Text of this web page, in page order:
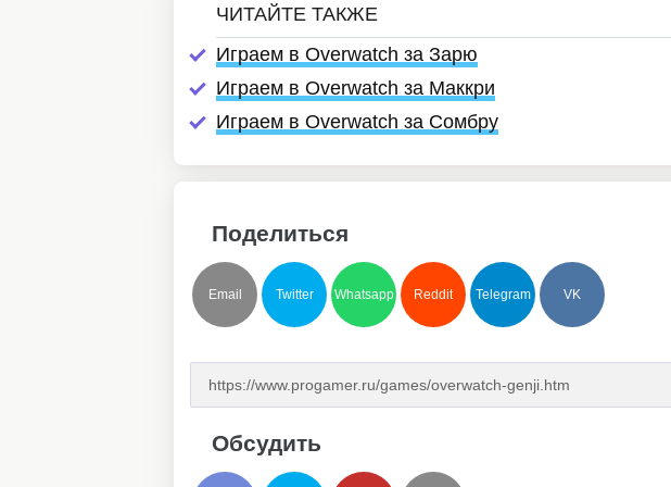
Играем в Overwatch за Зарю
Играем в Overwatch за Маккри
Играем в Overwatch за Сомбру
Поделиться
Email Twitter Whatsapp Reddit Telegram VK
Обсудить